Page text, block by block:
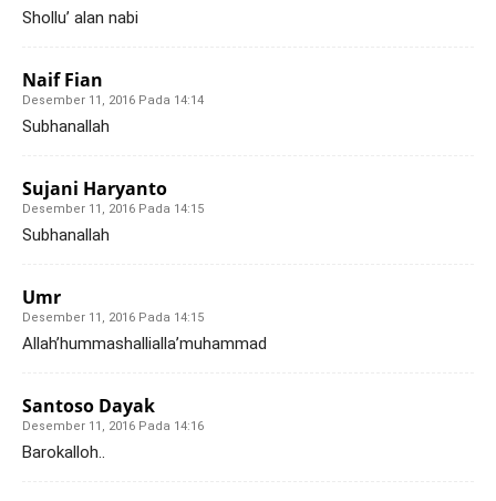
Shollu’ alan nabi
Naif Fian
Desember 11, 2016 Pada 14:14
Subhanallah
Sujani Haryanto
Desember 11, 2016 Pada 14:15
Subhanallah
Umr
Desember 11, 2016 Pada 14:15
Allah’hummashallialla’muhammad
Santoso Dayak
Desember 11, 2016 Pada 14:16
Barokalloh..